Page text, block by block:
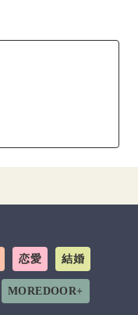
恋愛 結婚
MOREDOOR+